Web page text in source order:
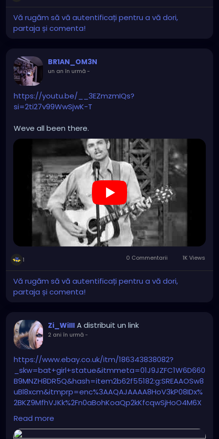
Vă rugăm să vă autentificați pentru a vă dori,
partaja și comenta!
BR1AN_OM3N
un an în urmă-
https://youtu.be/__3EZmzmIQs?
si=2ti27v99WwSjwK-T
Weve all been there.
1 0 Commentarii 1K Views
Vă rugăm să vă autentificați pentru a vă dori,
partaja și comenta!
Zi_Willl A distribuit un link
2 ani în urmă-
https://www.ebay.co.uk/itm/186343838082?
_skw=bat+girl+statue&itmmeta=01J9JZFC1W6D660
B9MNZH8DR5Q&hash=item2b62f55182:g:SREAAOSw8
uBl8xcm&itmprp=enc%3AAQAJAAAA8HoV3kP08IDx%
2BKZ9MfhVJKk%2Fn0aBohKoaQp2kKfcqwSjHoO4M6X
K4NdLLcKPuQeXzsMQGpXSGzbqYUaM7iQB%2FBQn1Z
NPU5qxeVWwMlSF3V6wpwvH%2BDIQPEaTc0Kn6PFhpY
eS3FWGyQxBwc%2FsYh4AMHc3uDZhadsJiFdK7JWMKj
Read more